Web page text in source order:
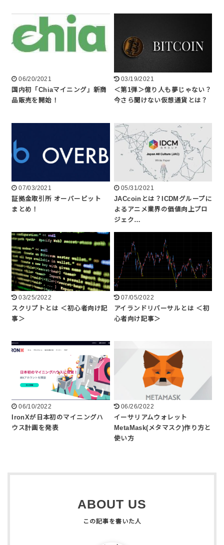
06/20/2021
国内初「Chiaマイニング」新商
品販売を開始！
03/19/2021
＜第1弾＞億り人も夢じゃない？
今さら聞けない仮想通貨とは？
07/03/2021
証拠金取引所 オーバービット
まとめ！
05/31/2021
JACcoinとは？ICDMグループに
よるアニメ業界の価値向上プロ
ジェク…
03/25/2022
スクリプトとは ＜初心者向け記
事＞
07/05/2022
アイランドリバーサルとは ＜初
心者向け記事＞
06/10/2022
IronXが日本初のマイニングハ
ウス計画を発表
06/26/2022
イーサリアムウォレット
MetaMask(メタマスク)作り方と
使い方
ABOUT US